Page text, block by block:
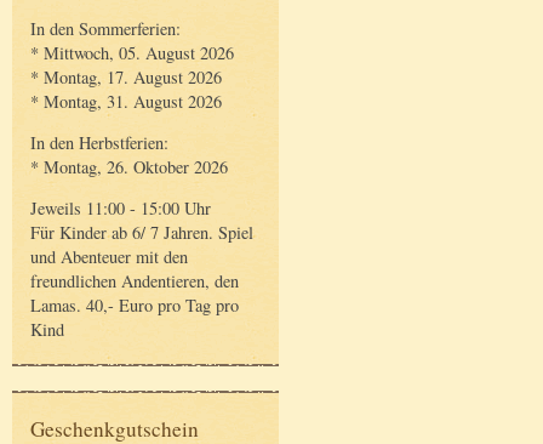
In den Sommerferien:
* Mittwoch, 05. August 2026
* Montag, 17. August 2026
* Montag, 31. August 2026
In den Herbstferien:
* Montag, 26. Oktober 2026
Jeweils 11:00 - 15:00 Uhr
Für Kinder ab 6/ 7 Jahren. Spiel
und Abenteuer mit den
freundlichen Andentieren, den
Lamas. 40,- Euro pro Tag pro
Kind
Geschenkgutschein